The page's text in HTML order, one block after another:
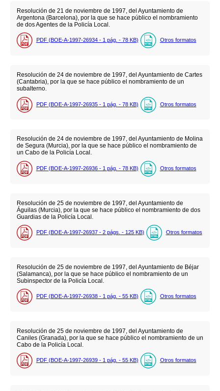
Resolución de 21 de noviembre de 1997, del Ayuntamiento de
Argentona (Barcelona), por la que se hace público el nombramiento
de dos Agentes de la Policía Local.
PDF (BOE-A-1997-26934 - 1 pág. - 78 KB) Otros formatos
Resolución de 24 de noviembre de 1997, del Ayuntamiento de Cartes
(Cantabria), por la que se hace público el nombramiento de un
subalterno.
PDF (BOE-A-1997-26935 - 1 pág. - 78 KB) Otros formatos
Resolución de 24 de noviembre de 1997, del Ayuntamiento de Molina
de Segura (Murcia), por la que se hace público el nombramiento de
un Cabo de la Policía Local.
PDF (BOE-A-1997-26936 - 1 pág. - 78 KB) Otros formatos
Resolución de 25 de noviembre de 1997, del Ayuntamiento de
Águilas (Murcia), por la que se hace público el nombramiento de dos
Guardias de la Policía Local.
PDF (BOE-A-1997-26937 - 2 págs. - 125 KB) Otros formatos
Resolución de 25 de noviembre de 1997, del Ayuntamiento de Béjar
(Salamanca), por la que se hace público el nombramiento de un
Subinspector de la Policía Local.
PDF (BOE-A-1997-26938 - 1 pág. - 55 KB) Otros formatos
Resolución de 25 de noviembre de 1997, del Ayuntamiento de
Caniles (Granada), por la que se hace público el nombramiento de un
Cabo de la Policía Local.
PDF (BOE-A-1997-26939 - 1 pág. - 55 KB) Otros formatos